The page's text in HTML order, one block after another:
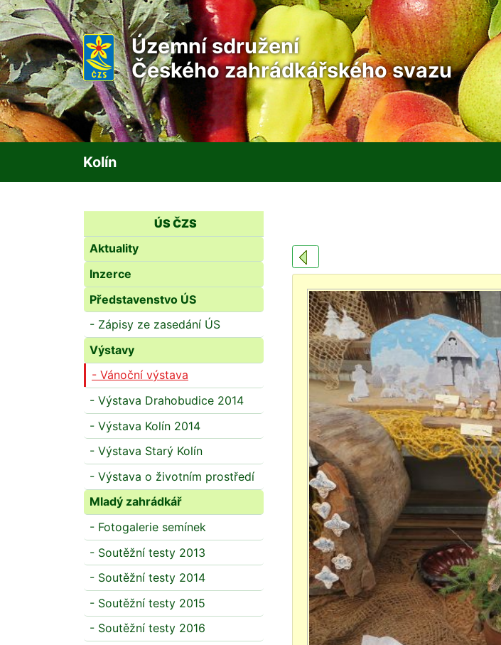
Územní sdružení
Českého zahrádkářského svazu
Kolín
ÚS ČZS
Aktuality
Inzerce
Představenstvo ÚS
- Zápisy ze zasedání ÚS
Výstavy
- Vánoční výstava
- Výstava Drahobudice 2014
- Výstava Kolín 2014
- Výstava Starý Kolín
- Výstava o životním prostředí
Mladý zahrádkář
- Fotogalerie semínek
- Soutěžní testy 2013
- Soutěžní testy 2014
- Soutěžní testy 2015
- Soutěžní testy 2016